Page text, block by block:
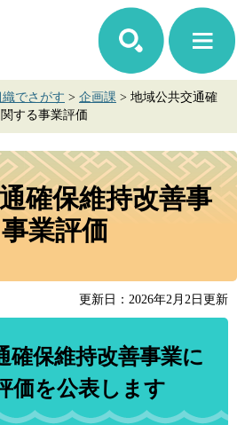
織でさがす > 企画課 > 地域公共交通確
する事業評価
確保維持改善事
業評価
更新日：2026年2月2日更新
確保維持改善事業に
価を公表します